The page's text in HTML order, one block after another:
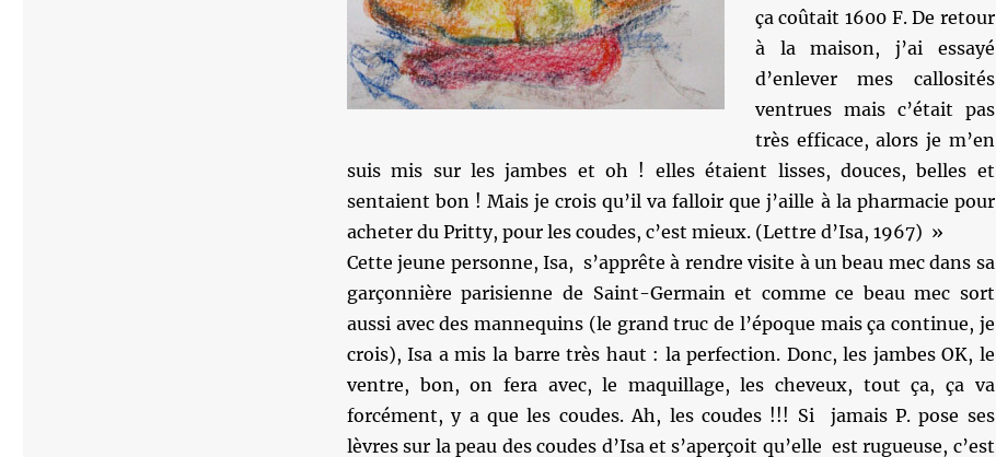
ça coûtait 1600 F. De retour
à la maison, j’ai essayé
d’enlever mes callosités
ventrues mais c’était pas
très efficace, alors je m’en
suis mis sur les jambes et oh ! elles étaient lisses, douces, belles et
sentaient bon ! Mais je crois qu’il va falloir que j’aille à la pharmacie pour
acheter du Pritty, pour les coudes, c’est mieux. (Lettre d’Isa, 1967) »
Cette jeune personne, Isa, s’apprête à rendre visite à un beau mec dans sa
garçonnière parisienne de Saint-Germain et comme ce beau mec sort
aussi avec des mannequins (le grand truc de l’époque mais ça continue, je
crois), Isa a mis la barre très haut : la perfection. Donc, les jambes OK, le
ventre, bon, on fera avec, le maquillage, les cheveux, tout ça, ça va
forcément, y a que les coudes. Ah, les coudes !!! Si jamais P. pose ses
lèvres sur la peau des coudes d’Isa et s’aperçoit qu’elle est rugueuse, c’est